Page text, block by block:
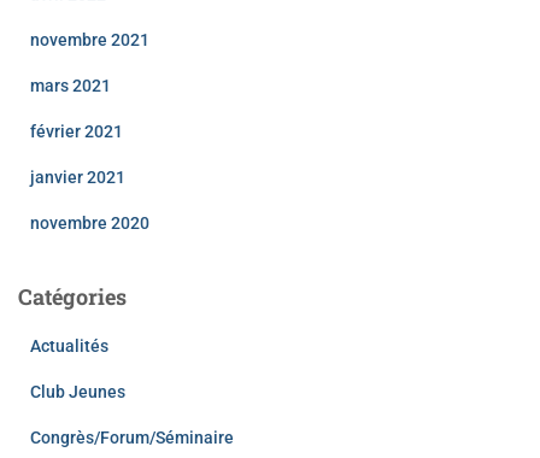
novembre 2021
mars 2021
février 2021
janvier 2021
novembre 2020
Catégories
Actualités
Club Jeunes
Congrès/Forum/Séminaire